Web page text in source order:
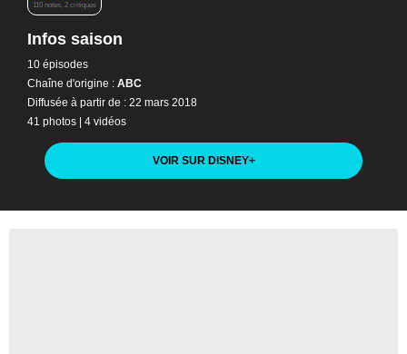
110 notes, 2 critiques
Infos saison
10 épisodes
Chaîne d'origine : ABC
Diffusée à partir de : 22 mars 2018
41 photos | 4 vidéos
VOIR SUR DISNEY+